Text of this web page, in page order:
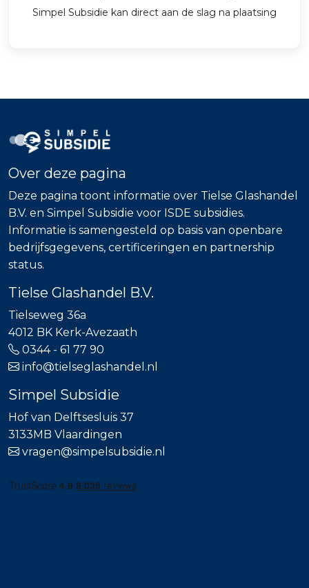
Simpel Subsidie kan direct aan de slag na plaatsing
Over deze pagina
Deze pagina toont informatie over Tielse Glashandel
B.V. en Simpel Subsidie voor ISDE subsidies.
Informatie is samengesteld op basis van openbare
bedrijfsgegevens, certificeringen en partnership
status.
Tielse Glashandel B.V.
Tielseweg 36a
4012 BK Kerk-Avezaath
0344 - 61 77 90
info@tielseglashandel.nl
Simpel Subsidie
Hof van Delftsesluis 37
3133MB Vlaardingen
vragen@simpelsubsidie.nl